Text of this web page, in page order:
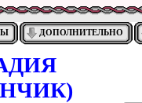
ДОПОЛНИТЕЛЬНО